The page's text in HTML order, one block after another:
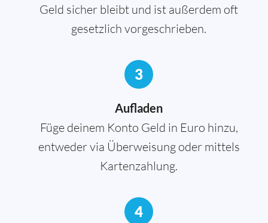
Geld sicher bleibt und ist außerdem oft
gesetzlich vorgeschrieben.
3
Aufladen
Füge deinem Konto Geld in Euro hinzu,
entweder via Überweisung oder mittels
Kartenzahlung.
4